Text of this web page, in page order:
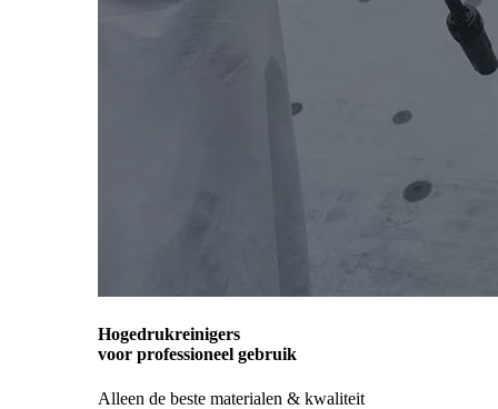
Hogedrukreinigers
voor professioneel gebruik
Alleen de beste materialen & kwaliteit